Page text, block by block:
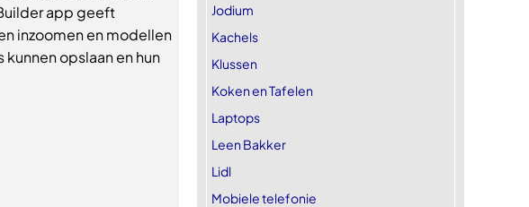
app geeft
inzoomen en modellen
kunnen opslaan en hun
Jodium
Kachels
Klussen
Koken en Tafelen
Laptops
Leen Bakker
Lidl
Mobiele telefonie